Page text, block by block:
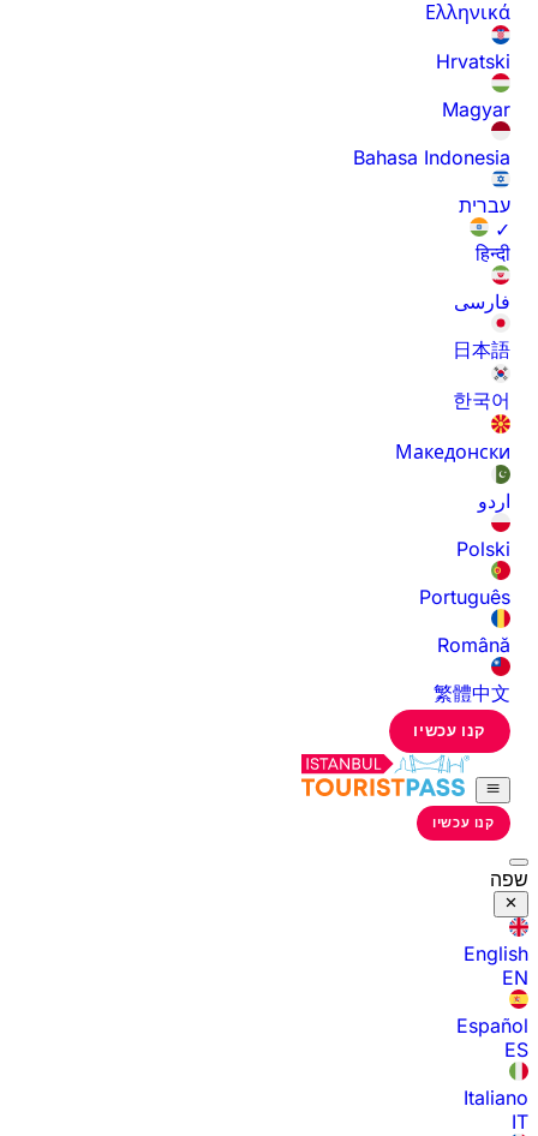
Ελληνικά
Hrvatski
Magyar
Bahasa Indonesia
עברית
✓
हिन्दी
فارسی
日本語
한국어
Македонски
اردو
Polski
Português
Română
繁體中文
קנו עכשיו
קנו עכשיו
שפה
English
EN
Español
ES
Italiano
IT